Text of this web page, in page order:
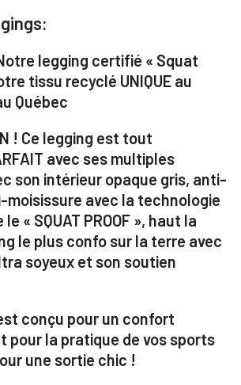
legging certifié « Squat
tissu recyclé UNIQUE au
Québec
! Ce legging est tout
avec ses multiples
son intérieur opaque gris, anti-
moisissure avec la technologie
« SQUAT PROOF », haut la
le plus confo sur la terre avec
soyeux et son soutien
conçu pour un confort
pour la pratique de vos sports
une sortie chic !